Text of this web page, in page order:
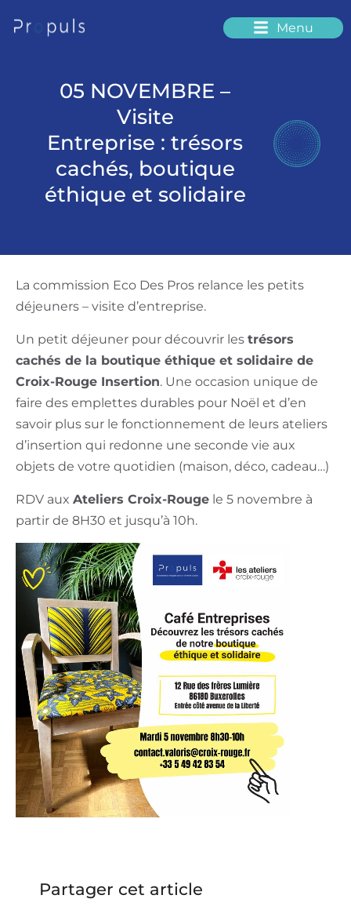
Menu
05 NOVEMBRE –
Visite
Entreprise : trésors
cachés, boutique
éthique et solidaire
La commission Eco Des Pros relance les petits
déjeuners – visite d’entreprise.
Un petit déjeuner pour découvrir les trésors
cachés de la boutique éthique et solidaire de
Croix-Rouge Insertion. Une occasion unique de
faire des emplettes durables pour Noël et d’en
savoir plus sur le fonctionnement de leurs ateliers
d’insertion qui redonne une seconde vie aux
objets de votre quotidien (maison, déco, cadeau…)
RDV aux Ateliers Croix-Rouge le 5 novembre à
partir de 8H30 et jusqu’à 10h.
Partager cet article